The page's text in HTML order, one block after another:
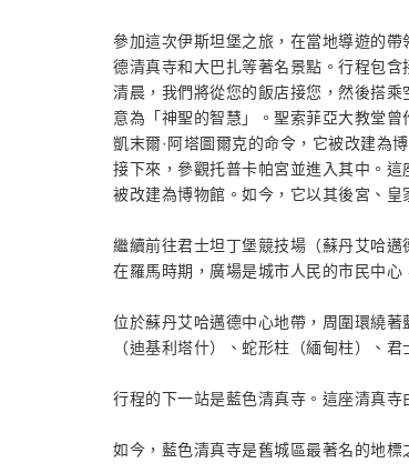
參加這次伊斯坦堡之旅，在當地導遊的
德清真寺和大巴扎等著名景點。行程包含
清晨，我們將從您的飯店接您，然後搭
意為「神聖的智慧」。聖索菲亞大教堂
凱末爾·阿塔圖爾克的命令，它被改建為
接下來，參觀托普卡帕宮並進入其中。
被改建為博物館。如今，它以其後宮、皇
繼續前往君士坦丁堡競技場（蘇丹艾哈
在羅馬時期，廣場是城市人民的市民中心
位於蘇丹艾哈邁德中心地帶，周圍環繞
（迪基利塔什）、蛇形柱（緬甸柱）、君
行程的下一站是藍色清真寺。這座清真
如今，藍色清真寺是舊城區最著名的地